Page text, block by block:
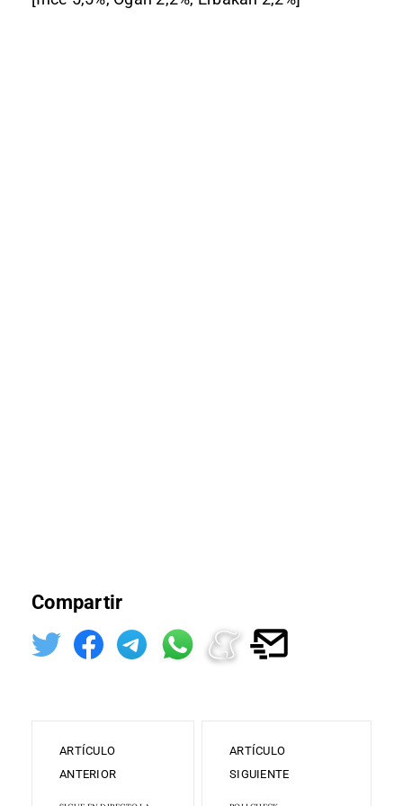
Compartir
ARTÍCULO
ANTERIOR
ARTÍCULO
SIGUIENTE